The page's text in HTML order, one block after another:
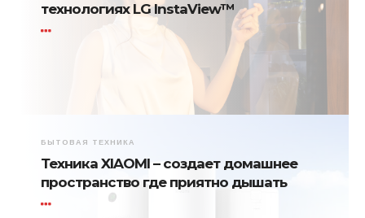
технологиях LG InstaView™
БЫТОВАЯ ТЕХНИКА
Техника XIAOMI – создает домашнее
пространство где приятно дышать